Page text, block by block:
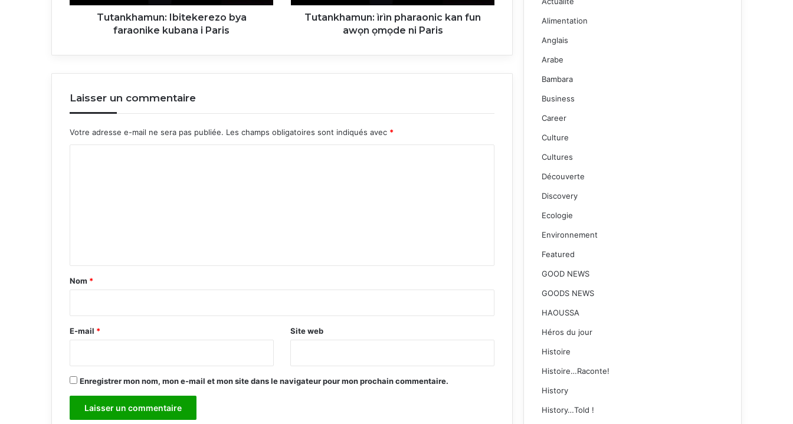
Tutankhamun: Ibitekerezo bya
faraonike kubana i Paris
Paris
Tutankhamun: ìrìn pharaonic kan fun
awọn ọmọde ni Paris
Laisser un commentaire
Votre adresse e-mail ne sera pas publiée. Les champs obligatoires sont indiqués avec *
a
e
Nom *
E-mail * Site web
Enregistrer mon nom, mon e-mail et mon site dans le navigateur pour mon prochain commentaire.
Alimentation
Anglais
Arabe
Bambara
Business
Career
Culture
Cultures
Découverte
Discovery
Ecologie
Environnement
Featured
GOOD NEWS
GOODS NEWS
HAOUSSA
Héros du jour
Histoire
Histoire…Raconte!
History
History…Told !